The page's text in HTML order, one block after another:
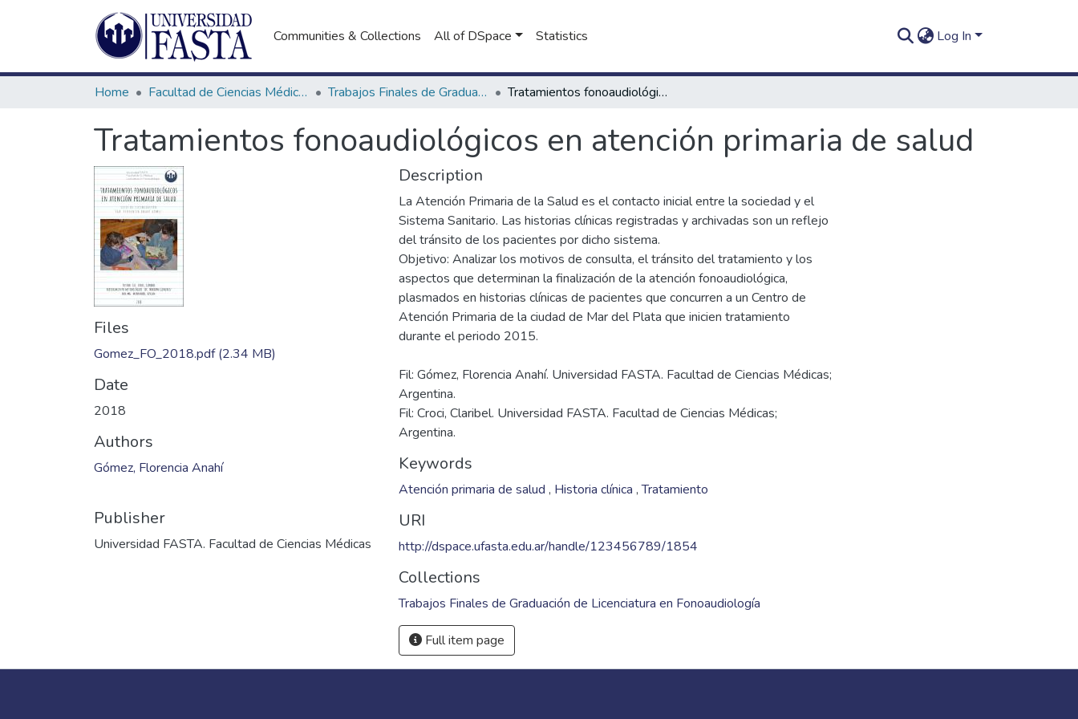
Communities & Collections All of DSpace Statistics Log In
Home Facultad de Ciencias Médicas Trabajos Finales de Graduación de Licenciatura en Fonoaudiología Tratamientos fonoaudiológicos en atención primaria de salud
Tratamientos fonoaudiológicos en atención primaria de salud
Files
Gomez_FO_2018.pdf(2.34 MB)
Date
2018
Authors
Gómez, Florencia Anahí
Publisher
Universidad FASTA. Facultad de Ciencias Médicas
Description
La Atención Primaria de la Salud es el contacto inicial entre la sociedad y el
Sistema Sanitario. Las historias clínicas registradas y archivadas son un reflejo
del tránsito de los pacientes por dicho sistema.
Objetivo: Analizar los motivos de consulta, el tránsito del tratamiento y los
aspectos que determinan la finalización de la atención fonoaudiológica,
plasmados en historias clínicas de pacientes que concurren a un Centro de
Atención Primaria de la ciudad de Mar del Plata que inicien tratamiento
Fil: Gómez, Florencia Anahí. Universidad FASTA. Facultad de Ciencias Médicas;
Argentina.
Fil: Croci, Claribel. Universidad FASTA. Facultad de Ciencias Médicas;
Argentina.
Keywords
Atención primaria de salud , Historia clínica ,Tratamiento
URI
http://dspace.ufasta.edu.ar/handle/123456789/1854
Collections
Trabajos Finales de Graduación de Licenciatura en Fonoaudiología
Full item page